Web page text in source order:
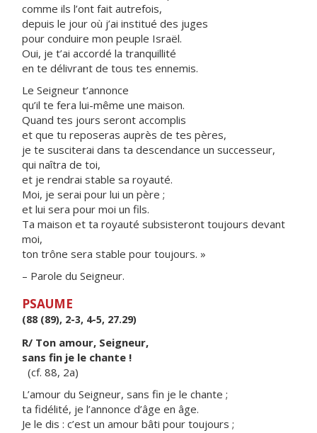
comme ils l’ont fait autrefois,
depuis le jour où j’ai institué des juges
pour conduire mon peuple Israël.
Oui, je t’ai accordé la tranquillité
en te délivrant de tous tes ennemis.
Le Seigneur t’annonce
qu’il te fera lui-même une maison.
Quand tes jours seront accomplis
et que tu reposeras auprès de tes pères,
je te susciterai dans ta descendance un successeur,
qui naîtra de toi,
et je rendrai stable sa royauté.
Moi, je serai pour lui un père ;
et lui sera pour moi un fils.
Ta maison et ta royauté subsisteront toujours devant
moi,
ton trône sera stable pour toujours. »
– Parole du Seigneur.
PSAUME
(88 (89), 2-3, 4-5, 27.29)
R/ Ton amour, Seigneur,
sans fin je le chante !
(cf. 88, 2a)
L’amour du Seigneur, sans fin je le chante ;
ta fidélité, je l’annonce d’âge en âge.
Je le dis : c’est un amour bâti pour toujours ;